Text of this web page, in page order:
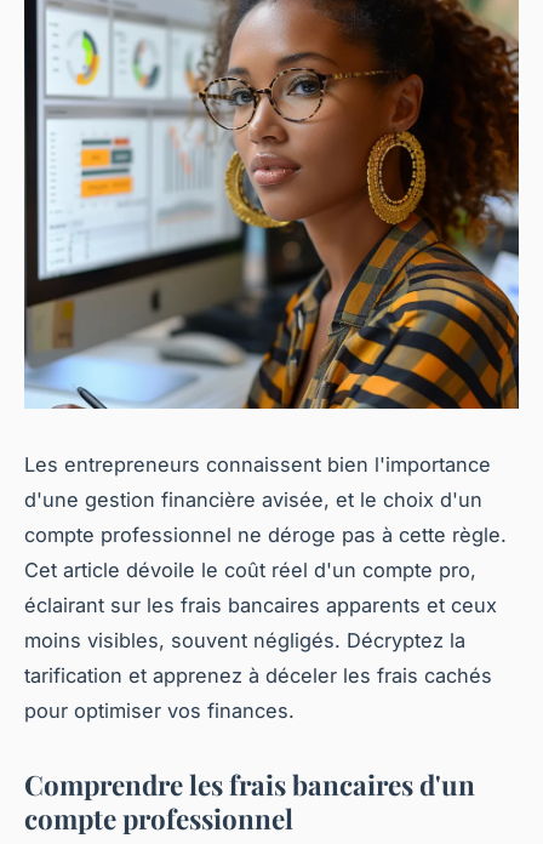
Les entrepreneurs connaissent bien l'importance
d'une gestion financière avisée, et le choix d'un
compte professionnel ne déroge pas à cette règle.
Cet article dévoile le coût réel d'un compte pro,
éclairant sur les frais bancaires apparents et ceux
moins visibles, souvent négligés. Décryptez la
tarification et apprenez à déceler les frais cachés
pour optimiser vos finances.
Comprendre les frais bancaires d'un
compte professionnel